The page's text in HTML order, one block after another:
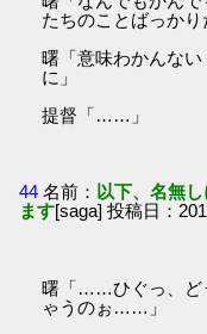
たちのことばっかり
曙「意味わかんな
に」
提督「……」
44 名前： 以下、名無
ます[saga] 投稿日：
曙「……ひぐっ、ど
ゃうのぉ……」